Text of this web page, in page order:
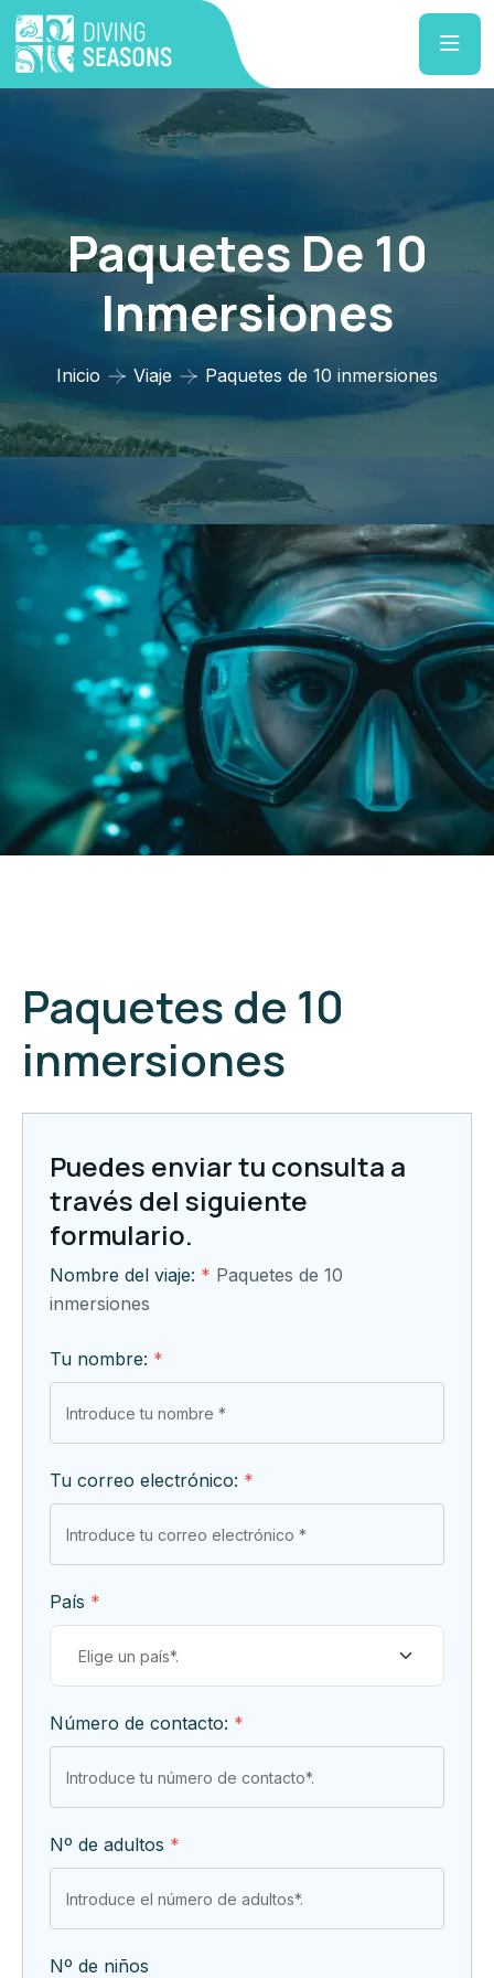
Paquetes De 10
Inmersiones
Inicio Viaje Paquetes de 10 inmersiones
Paquetes de 10
inmersiones
Puedes enviar tu consulta a
través del siguiente
formulario.
Nombre del viaje: * Paquetes de 10
inmersiones
Tu nombre: *
Tu correo electrónico: *
País *
Número de contacto: *
Nº de adultos *
Nº de niños